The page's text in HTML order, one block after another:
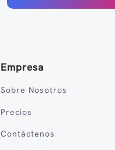
Empresa
Sobre Nosotros
Precios
Contáctenos